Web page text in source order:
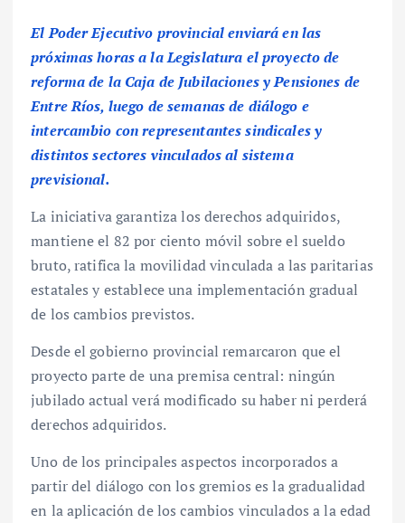
El Poder Ejecutivo provincial enviará en las
próximas horas a la Legislatura el proyecto de
reforma de la Caja de Jubilaciones y Pensiones de
Entre Ríos, luego de semanas de diálogo e
intercambio con representantes sindicales y
distintos sectores vinculados al sistema
previsional.
La iniciativa garantiza los derechos adquiridos,
mantiene el 82 por ciento móvil sobre el sueldo
bruto, ratifica la movilidad vinculada a las paritarias
estatales y establece una implementación gradual
de los cambios previstos.
Desde el gobierno provincial remarcaron que el
proyecto parte de una premisa central: ningún
jubilado actual verá modificado su haber ni perderá
derechos adquiridos.
Uno de los principales aspectos incorporados a
partir del diálogo con los gremios es la gradualidad
en la aplicación de los cambios vinculados a la edad